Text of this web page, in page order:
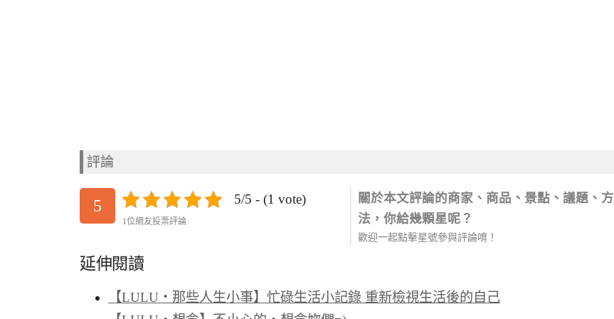
評論
5 5/5 - (1 vote)
1位網友投票評論
關於本文評論的商家、商品、景點、議題、方
法，你給幾顆星呢？
歡迎一起點擊星號參與評論唷！
延伸閱讀
【LULU‧那些人生小事】忙碌生活小記錄 重新檢視生活後的自己